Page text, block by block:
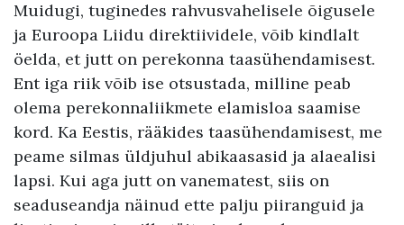
Muidugi, tuginedes rahvusvahelisele õigusele
ja Euroopa Liidu direktiividele, võib kindlalt
öelda, et jutt on perekonna taasühendamisest.
Ent iga riik võib ise otsustada, milline peab
olema perekonnaliikmete elamisloa saamise
kord. Ka Eestis, rääkides taasühendamisest, me
peame silmas üldjuhul abikaasasid ja alaealisi
lapsi. Kui aga jutt on vanematest, siis on
seaduseandja näinud ette palju piiranguid ja